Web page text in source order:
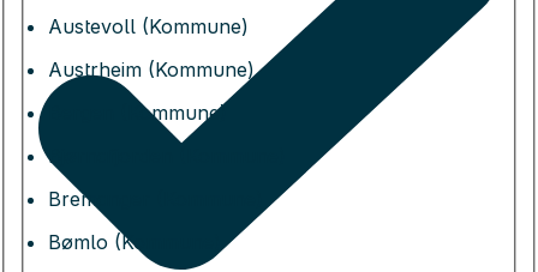
Austevoll (Kommune)
Austrheim (Kommune)
Bergen (Kommune)
Bjørnafjorden (Kommune)
Bremanger (Kommune)
Bømlo (Kommune)